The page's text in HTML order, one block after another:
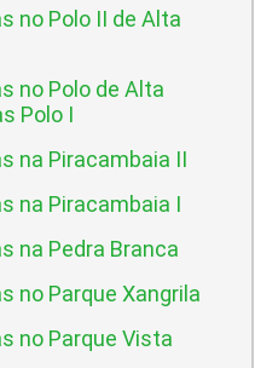
no Polo II de Alta
no Polo de Alta
Polo I
na Piracambaia II
na Piracambaia I
na Pedra Branca
no Parque Xangrila
no Parque Vista